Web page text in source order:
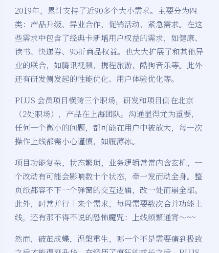
2019年，累计支持了近90多个大小需求。主要分为四
类：产品升级、异业合作、促销活动、紧急需求。在这
些需求中包含了经典卡新增用户权益的需求，如健康、
读书、快递券、95折商品权益。也大大扩展了和其他异
业的联合，如腾讯视频、携程旅游、酷狗音乐等。此外
还有研发侧发起的性能优化、用户体验优化等。
PLUS 会员项目横跨三个职场，研发和项目侧在北京
（2处职场），产品在上海团队。沟通显得尤为重要，
任何一个微小的问题，都可能在用户中被放大，每一次
操作上线都需小心谨慎，如履薄冰。
项目功能复杂，状态繁琐，业务逻辑常常内含玄机，一
个改动有可能会影响数十个状态，牵一发而动全身。整
页纸都容不下一个弹窗的交互逻辑，改一处而崩全部。
此外，时常并行十来个需求，每周需要数次合并功能上
线，还有那不得不说的恐怖魔咒：上线频繁通宵～~~
然而，破茧成蝶，涅槃重生，哪一个不是需要痛到极致